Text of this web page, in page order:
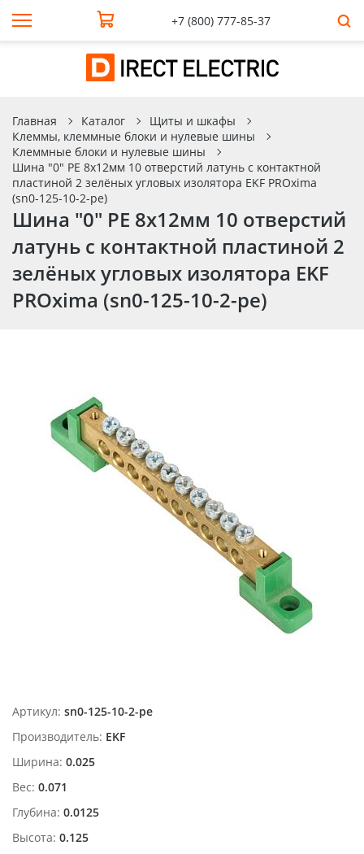
+7 (800) 777-85-37
Главная Каталог
Щиты и шкафы
Клеммы, клеммные блоки и нулевые шины
Клеммные блоки и нулевые шины
Шина "0" PE 8x12мм 10 отверстий латунь с контактной
пластиной 2 зелёных угловых изолятора EKF PROxima
(sn0-125-10-2-pe)
Шина "0" PE 8x12мм 10 отверстий
латунь с контактной пластиной 2
зелёных угловых изолятора EKF
PROxima (sn0-125-10-2-pe)
Артикул: sn0-125-10-2-pe
Производитель: EKF
Ширина: 0.025
Вес: 0.071
Глубина: 0.0125
Высота: 0.125